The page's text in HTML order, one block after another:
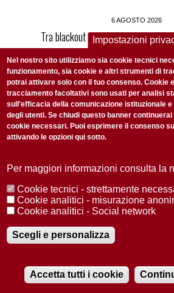
6 AGOSTO 2026
Tra blackout e repressioni: in
contro il presidente
6 AGOSTO 2026
L’incendio di Bordeaux e la
Francia
Un piano d’azione europeo per
alle soluzioni
evoluzione
Impostazioni
Nel nostro sito utilizziamo sia cookie tecnici
funzionamento, sia cookie e altri strumenti di
potrai attivare solo con il tuo consenso. Cookie
tracciamento facoltativi sono usati per analisi
sull'efficacia della comunicazione istituzionale
degli utenti. Se chiudi questo banner
cookie necessari. Puoi esprimere il consenso
attivando le opzioni qui sotto.
Per maggiori informazioni consulta la
Cookie tecnici - strettamente
Cookie analitici - misurazione
Cookie analitici - Social network
Scegli e personalizza
Accetta tutti i cookie